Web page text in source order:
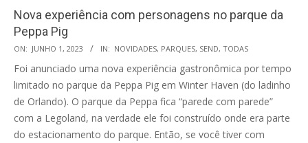
Nova experiência com personagens no parque da
Peppa Pig
2023-
06-
01
ON: JUNHO 1, 2023 IN: NOVIDADES, PARQUES, SEND, TODAS
Foi anunciado uma nova experiência gastronômica por tempo
limitado no parque da Peppa Pig em Winter Haven (do ladinho
de Orlando). O parque da Peppa fica “parede com parede”
com a Legoland, na verdade ele foi construído onde era parte
do estacionamento do parque. Então, se você tiver com